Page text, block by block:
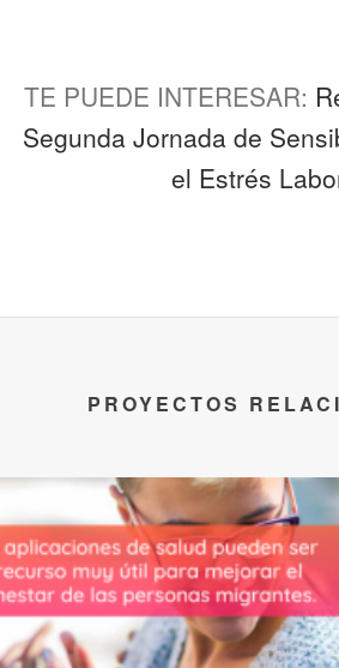
TE PUEDE INTERESAR:
Segunda Jornada de
el Estrés
PROYECTOS